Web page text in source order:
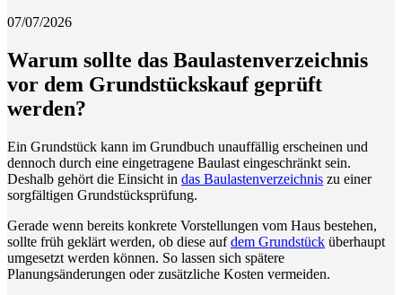
07/07/2026
Warum sollte das Baulastenverzeichnis
vor dem Grundstückskauf geprüft
werden?
Ein Grundstück kann im Grundbuch unauffällig erscheinen und
dennoch durch eine eingetragene Baulast eingeschränkt sein.
Deshalb gehört die Einsicht in das Baulastenverzeichnis zu einer
sorgfältigen Grundstücksprüfung.
Gerade wenn bereits konkrete Vorstellungen vom Haus bestehen,
sollte früh geklärt werden, ob diese aufdem Grundstück überhaupt
umgesetzt werden können. So lassen sich spätere
Planungsänderungen oder zusätzliche Kosten vermeiden.